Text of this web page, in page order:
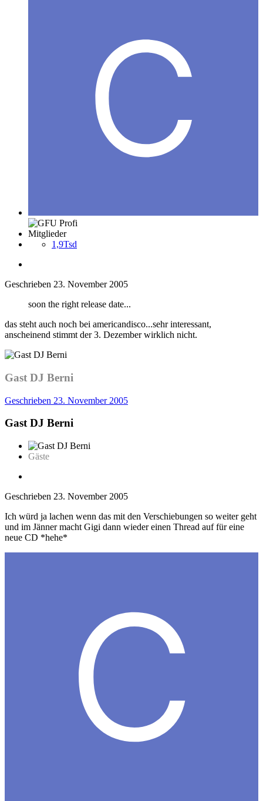
Mitglieder
1,9Tsd
Geschrieben 23. November 2005
soon the right release date...
das steht auch noch bei americandisco...sehr interessant,
anscheinend stimmt der 3. Dezember wirklich nicht.
Gast DJ Berni
Geschrieben 23. November 2005
Gast DJ Berni
Gäste
Geschrieben 23. November 2005
Ich würd ja lachen wenn das mit den Verschiebungen so weiter geht
und im Jänner macht Gigi dann wieder einen Thread auf für eine
neue CD *hehe*